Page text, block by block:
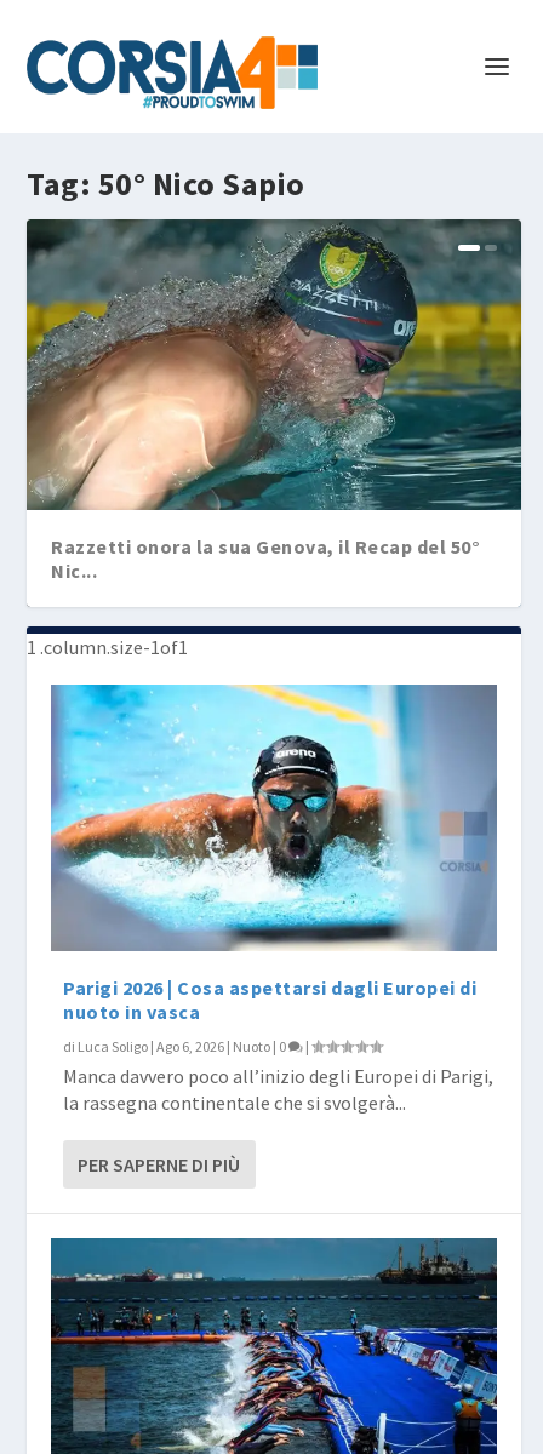
Tag: 50° Nico Sapio
Razzetti onora la sua Genova, il Recap del 50°
Nic...
50° Nico Sapio, gli azzurri convocati per
Genova
Parigi 2026 | Cosa aspettarsi dagli Europei di
nuoto in vasca
di Luca Soligo |Ago 6, 2026 | Nuoto | 0 |
Manca davvero poco all’inizio degli Europei di Parigi,
la rassegna continentale che si svolgerà...
PER SAPERNE DI PIÙ